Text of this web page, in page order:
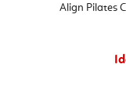
Align Pilates